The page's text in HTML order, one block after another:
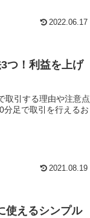
2022.06.17
つ！利益を上げ
取引する理由や注意点
分足で取引を行えるお
2021.08.19
使えるシンプル